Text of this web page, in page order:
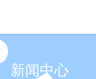
新闻中心